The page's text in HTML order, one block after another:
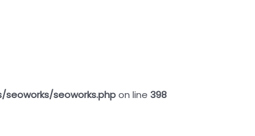
seoworks.phpon line 398